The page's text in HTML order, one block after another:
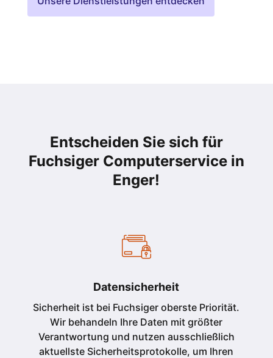
Entscheiden Sie sich für
Fuchsiger Computerservice in
Enger!
Datensicherheit
Sicherheit ist bei Fuchsiger oberste Priorität.
Wir behandeln Ihre Daten mit größter
Verantwortung und nutzen ausschließlich
aktuellste Sicherheitsprotokolle, um Ihren